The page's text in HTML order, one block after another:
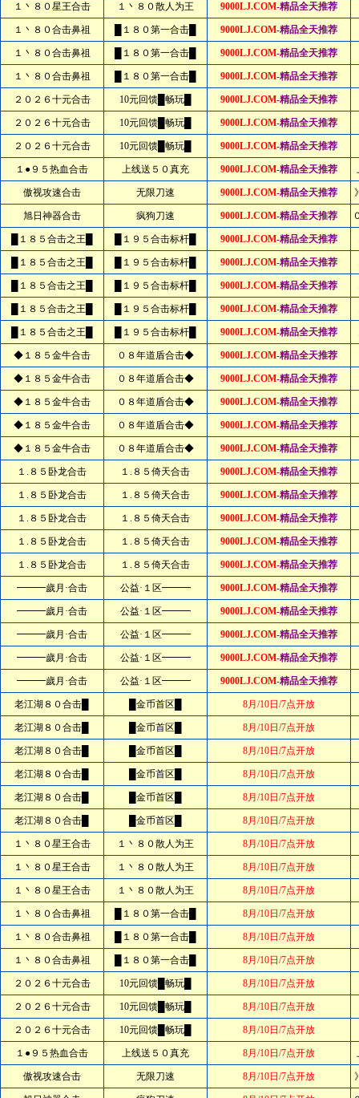
１丶８０星王合击 １丶８０散人为王 9000LJ.COM-精品全天推荐
１丶８０合击鼻祖 █１８０第一合击█ 9000LJ.COM-精品全天推荐
１丶８０合击鼻祖 █１８０第一合击█ 9000LJ.COM-精品全天推荐
１丶８０合击鼻祖 █１８０第一合击█ 9000LJ.COM-精品全天推荐
２０２６十元合击 10元回馈█畅玩█ 9000LJ.COM-精品全天推荐
２０２６十元合击 10元回馈█畅玩█ 9000LJ.COM-精品全天推荐
２０２６十元合击 10元回馈█畅玩█ 9000LJ.COM-精品全天推荐
１●９５热血合击 上线送５０真充 9000LJ.COM-精品全天推荐
傲视攻速合击 无限刀速 9000LJ.COM-精品全天推荐
旭日神器合击 疯狗刀速 9000LJ.COM-精品全天推荐
█１８５合击之王█ █１９５合击标杆█ 9000LJ.COM-精品全天推荐
█１８５合击之王█ █１９５合击标杆█ 9000LJ.COM-精品全天推荐
█１８５合击之王█ █１９５合击标杆█ 9000LJ.COM-精品全天推荐
█１８５合击之王█ █１９５合击标杆█ 9000LJ.COM-精品全天推荐
█１８５合击之王█ █１９５合击标杆█ 9000LJ.COM-精品全天推荐
◆１８５金牛合击 ０８年道盾合击◆ 9000LJ.COM-精品全天推荐
◆１８５金牛合击 ０８年道盾合击◆ 9000LJ.COM-精品全天推荐
◆１８５金牛合击 ０８年道盾合击◆ 9000LJ.COM-精品全天推荐
◆１８５金牛合击 ０８年道盾合击◆ 9000LJ.COM-精品全天推荐
◆１８５金牛合击 ０８年道盾合击◆ 9000LJ.COM-精品全天推荐
１.８５卧龙合击 １.８５倚天合击 9000LJ.COM-精品全天推荐
１.８５卧龙合击 １.８５倚天合击 9000LJ.COM-精品全天推荐
１.８５卧龙合击 １.８５倚天合击 9000LJ.COM-精品全天推荐
１.８５卧龙合击 １.８５倚天合击 9000LJ.COM-精品全天推荐
１.８５卧龙合击 １.８５倚天合击 9000LJ.COM-精品全天推荐
━━━歲月·合击 公益·１区━━━ 9000LJ.COM-精品全天推荐
━━━歲月·合击 公益·１区━━━ 9000LJ.COM-精品全天推荐
━━━歲月·合击 公益·１区━━━ 9000LJ.COM-精品全天推荐
━━━歲月·合击 公益·１区━━━ 9000LJ.COM-精品全天推荐
━━━歲月·合击 公益·１区━━━ 9000LJ.COM-精品全天推荐
老江湖８０合击█ █金币首区█ 8月/10日/7点开放
老江湖８０合击█ █金币首区█ 8月/10日/7点开放
老江湖８０合击█ █金币首区█ 8月/10日/7点开放
老江湖８０合击█ █金币首区█ 8月/10日/7点开放
老江湖８０合击█ █金币首区█ 8月/10日/7点开放
老江湖８０合击█ █金币首区█ 8月/10日/7点开放
１丶８０星王合击 １丶８０散人为王 8月/10日/7点开放
１丶８０星王合击 １丶８０散人为王 8月/10日/7点开放
１丶８０星王合击 １丶８０散人为王 8月/10日/7点开放
１丶８０合击鼻祖 █１８０第一合击█ 8月/10日/7点开放
１丶８０合击鼻祖 █１８０第一合击█ 8月/10日/7点开放
１丶８０合击鼻祖 █１８０第一合击█ 8月/10日/7点开放
２０２６十元合击 10元回馈█畅玩█ 8月/10日/7点开放
２０２６十元合击 10元回馈█畅玩█ 8月/10日/7点开放
２０２６十元合击 10元回馈█畅玩█ 8月/10日/7点开放
１●９５热血合击 上线送５０真充 8月/10日/7点开放
傲视攻速合击 无限刀速 8月/10日/7点开放